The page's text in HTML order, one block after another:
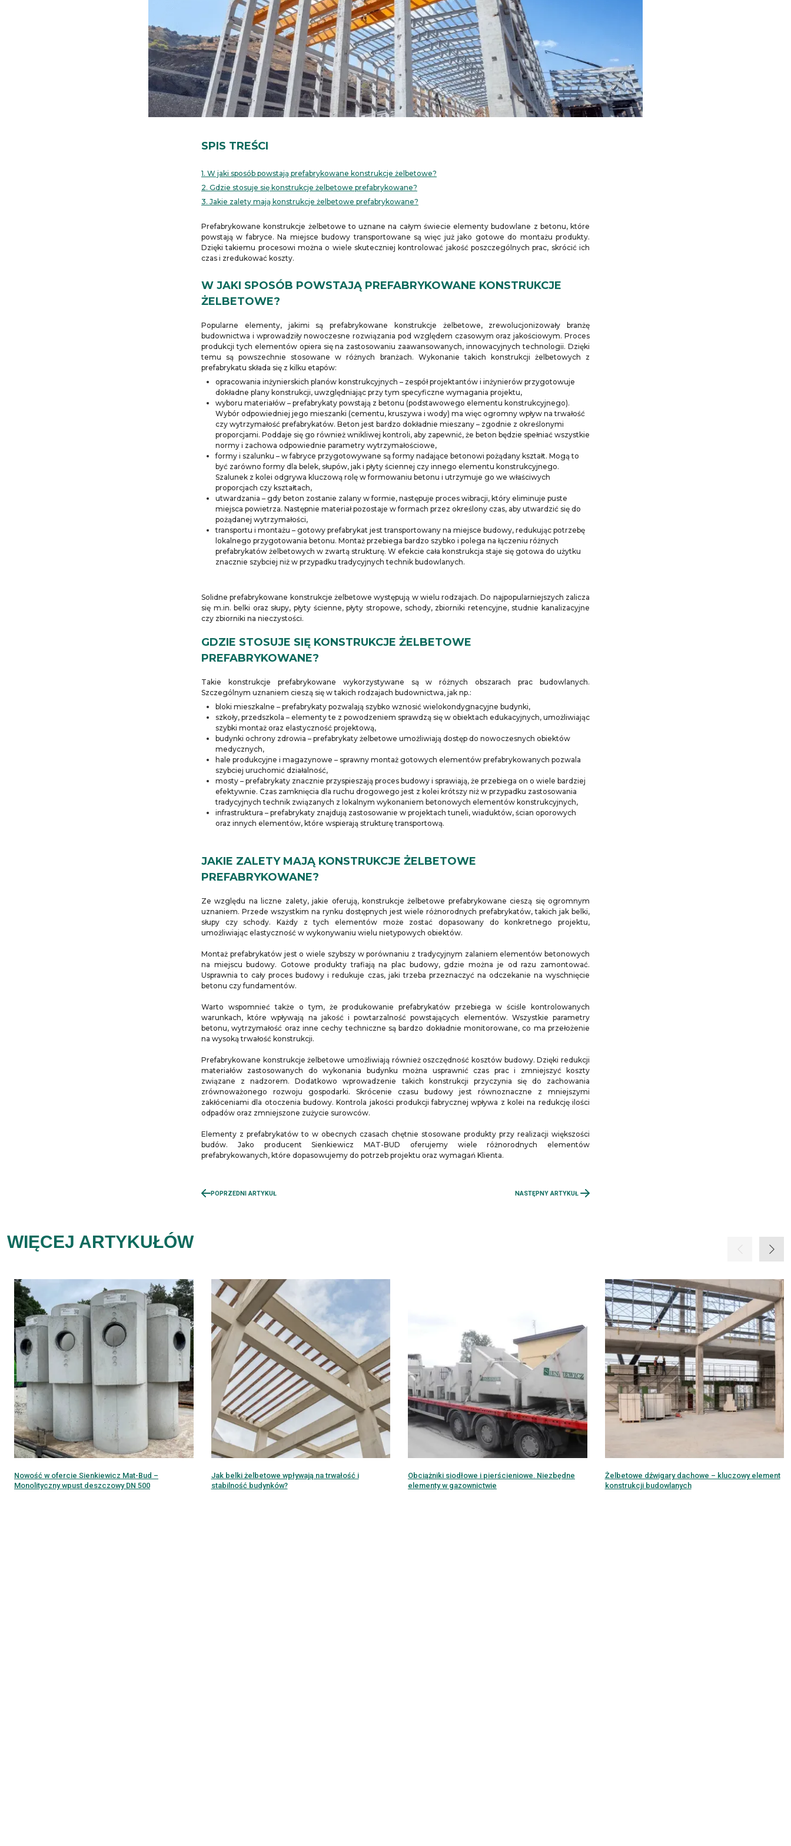
SPIS TREŚCI
1. W jaki sposób powstają prefabrykowane konstrukcje żelbetowe?
2. Gdzie stosuje się konstrukcje żelbetowe prefabrykowane?
3. Jakie zalety mają konstrukcje żelbetowe prefabrykowane?
Prefabrykowane konstrukcje żelbetowe to uznane na całym świecie elementy budowlane z betonu, które
powstają w fabryce. Na miejsce budowy transportowane są więc już jako gotowe do montażu produkty.
Dzięki takiemu procesowi można o wiele skuteczniej kontrolować jakość poszczególnych prac, skrócić ich
czas i zredukować koszty.
W JAKI SPOSÓB POWSTAJĄ PREFABRYKOWANE KONSTRUKCJE
ŻELBETOWE?
Popularne elementy, jakimi są prefabrykowane konstrukcje żelbetowe, zrewolucjonizowały branżę
budownictwa i wprowadziły nowoczesne rozwiązania pod względem czasowym oraz jakościowym. Proces
produkcji tych elementów opiera się na zastosowaniu zaawansowanych, innowacyjnych technologii. Dzięki
temu są powszechnie stosowane w różnych branżach. Wykonanie takich konstrukcji żelbetowych z
prefabrykatu składa się z kilku etapów:
opracowania inżynierskich planów konstrukcyjnych – zespół projektantów i inżynierów przygotowuje
dokładne plany konstrukcji, uwzględniając przy tym specyficzne wymagania projektu,
wyboru materiałów – prefabrykaty powstają z betonu (podstawowego elementu konstrukcyjnego).
Wybór odpowiedniej jego mieszanki (cementu, kruszywa i wody) ma więc ogromny wpływ na trwałość
czy wytrzymałość prefabrykatów. Beton jest bardzo dokładnie mieszany – zgodnie z określonymi
proporcjami. Poddaje się go również wnikliwej kontroli, aby zapewnić, że beton będzie spełniać wszystkie
normy i zachowa odpowiednie parametry wytrzymałościowe,
formy i szalunku – w fabryce przygotowywane są formy nadające betonowi pożądany kształt. Mogą to
być zarówno formy dla belek, słupów, jak i płyty ściennej czy innego elementu konstrukcyjnego.
Szalunek z kolei odgrywa kluczową rolę w formowaniu betonu i utrzymuje go we właściwych
proporcjach czy kształtach,
utwardzania – gdy beton zostanie zalany w formie, następuje proces wibracji, który eliminuje puste
miejsca powietrza. Następnie materiał pozostaje w formach przez określony czas, aby utwardzić się do
pożądanej wytrzymałości,
transportu i montażu – gotowy prefabrykat jest transportowany na miejsce budowy, redukując potrzebę
lokalnego przygotowania betonu. Montaż przebiega bardzo szybko i polega na łączeniu różnych
prefabrykatów żelbetowych w zwartą strukturę. W efekcie cała konstrukcja staje się gotowa do użytku
znacznie szybciej niż w przypadku tradycyjnych technik budowlanych.
Solidne prefabrykowane konstrukcje żelbetowe występują w wielu rodzajach. Do najpopularniejszych zalicza
się m.in. belki oraz słupy, płyty ścienne, płyty stropowe, schody, zbiorniki retencyjne, studnie kanalizacyjne
czy zbiorniki na nieczystości.
GDZIE STOSUJE SIĘ KONSTRUKCJE ŻELBETOWE
PREFABRYKOWANE?
Takie konstrukcje prefabrykowane wykorzystywane są w różnych obszarach prac budowlanych.
Szczególnym uznaniem cieszą się w takich rodzajach budownictwa, jak np.:
bloki mieszkalne – prefabrykaty pozwalają szybko wznosić wielokondygnacyjne budynki,
szkoły, przedszkola – elementy te z powodzeniem sprawdzą się w obiektach edukacyjnych, umożliwiając
szybki montaż oraz elastyczność projektową,
budynki ochrony zdrowia – prefabrykaty żelbetowe umożliwiają dostęp do nowoczesnych obiektów
medycznych,
hale produkcyjne i magazynowe – sprawny montaż gotowych elementów prefabrykowanych pozwala
szybciej uruchomić działalność,
mosty – prefabrykaty znacznie przyspieszają proces budowy i sprawiają, że przebiega on o wiele bardziej
efektywnie. Czas zamknięcia dla ruchu drogowego jest z kolei krótszy niż w przypadku zastosowania
tradycyjnych technik związanych z lokalnym wykonaniem betonowych elementów konstrukcyjnych,
infrastruktura – prefabrykaty znajdują zastosowanie w projektach tuneli, wiaduktów, ścian oporowych
oraz innych elementów, które wspierają strukturę transportową.
JAKIE ZALETY MAJĄ KONSTRUKCJE ŻELBETOWE
PREFABRYKOWANE?
Ze względu na liczne zalety, jakie oferują, konstrukcje żelbetowe prefabrykowane cieszą się ogromnym
uznaniem. Przede wszystkim na rynku dostępnych jest wiele różnorodnych prefabrykatów, takich jak belki,
słupy czy schody. Każdy z tych elementów może zostać dopasowany do konkretnego projektu,
umożliwiając elastyczność w wykonywaniu wielu nietypowych obiektów.
Montaż prefabrykatów jest o wiele szybszy w porównaniu z tradycyjnym zalaniem elementów betonowych
na miejscu budowy. Gotowe produkty trafiają na plac budowy, gdzie można je od razu zamontować.
Usprawnia to cały proces budowy i redukuje czas, jaki trzeba przeznaczyć na odczekanie na wyschnięcie
betonu czy fundamentów.
Warto wspomnieć także o tym, że produkowanie prefabrykatów przebiega w ściśle kontrolowanych
warunkach, które wpływają na jakość i powtarzalność powstających elementów. Wszystkie parametry
betonu, wytrzymałość oraz inne cechy techniczne są bardzo dokładnie monitorowane, co ma przełożenie
na wysoką trwałość konstrukcji.
Prefabrykowane konstrukcje żelbetowe umożliwiają również oszczędność kosztów budowy. Dzięki redukcji
materiałów zastosowanych do wykonania budynku można usprawnić czas prac i zmniejszyć koszty
związane z nadzorem. Dodatkowo wprowadzenie takich konstrukcji przyczynia się do zachowania
zrównoważonego rozwoju gospodarki. Skrócenie czasu budowy jest równoznaczne z mniejszymi
zakłóceniami dla otoczenia budowy. Kontrola jakości produkcji fabrycznej wpływa z kolei na redukcję ilości
odpadów oraz zmniejszone zużycie surowców.
Elementy z prefabrykatów to w obecnych czasach chętnie stosowane produkty przy realizacji większości
budów. Jako producent Sienkiewicz MAT-BUD oferujemy wiele różnorodnych elementów
prefabrykowanych, które dopasowujemy do potrzeb projektu oraz wymagań Klienta.
POPRZEDNI ARTYKUŁ NASTĘPNY ARTYKUŁ
WIĘCEJ ARTYKUŁÓW
Nowość w ofercie Sienkiewicz Mat-Bud –
Monolityczny wpust deszczowy DN 500
Jak belki żelbetowe wpływają na trwałość i
stabilność budynków?
Obciążniki siodłowe i pierścieniowe. Niezbędne
elementy w gazownictwie
Żelbetowe dźwigary dachowe – kluczowy element
konstrukcji budowlanych